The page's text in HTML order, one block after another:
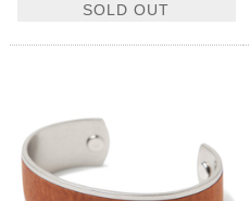
SOLD OUT